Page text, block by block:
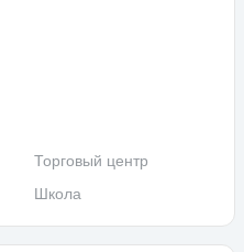
Торговый центр
Школа